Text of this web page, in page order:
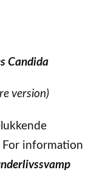
Candida
version)
For information